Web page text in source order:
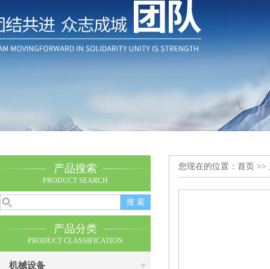
产品搜索
PRODUCT SEARCH
产品分类
PRODUCT CLASSIFICATION
机械设备
您现在的位置： 首页 >>